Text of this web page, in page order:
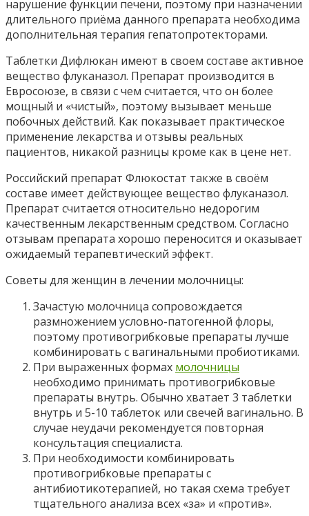
нарушение функции печени, поэтому при назначении
длительного приёма данного препарата необходима
дополнительная терапия гепатопротекторами.
Таблетки Дифлюкан имеют в своем составе активное
вещество флуканазол. Препарат производится в
Евросоюзе, в связи с чем считается, что он более
мощный и «чистый», поэтому вызывает меньше
побочных действий. Как показывает практическое
применение лекарства и отзывы реальных
пациентов, никакой разницы кроме как в цене нет.
Российский препарат Флюкостат также в своём
составе имеет действующее вещество флуканазол.
Препарат считается относительно недорогим
качественным лекарственным средством. Согласно
отзывам препарата хорошо переносится и оказывает
ожидаемый терапевтический эффект.
Советы для женщин в лечении молочницы:
Зачастую молочница сопровождается
размножением условно-патогенной флоры,
поэтому противогрибковые препараты лучше
комбинировать с вагинальными пробиотиками.
При выраженных формах молочницы
необходимо принимать противогрибковые
препараты внутрь. Обычно хватает 3 таблетки
внутрь и 5-10 таблеток или свечей вагинально. В
случае неудачи рекомендуется повторная
консультация специалиста.
При необходимости комбинировать
противогрибковые препараты с
антибиотикотерапией, но такая схема требует
тщательного анализа всех «за» и «против».